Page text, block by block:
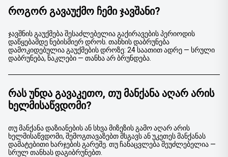
ᲠᲝᲒᲝᲠ ᲒᲐᲕᲐᲣᲥᲛᲝ ᲩᲔᲛᲘ ᲯᲐᲕᲨᲐᲜᲘ?
ჯავშნის გაუქმება შესაძლებელია გაქირავების პერიოდის
დაწყებამდე ნებისმიერ დროს. თანხის დაბრუნება
დამოკიდებულია გაუქმების დროზე: 24 საათით ადრე — სრული
დაბრუნება, ნაკლები — თანხა არ ბრუნდება.
ᲠᲐᲡ ᲣᲜᲓᲐ ᲒᲐᲕᲐᲙᲔᲗᲝ, ᲗᲣ ᲛᲐᲜᲥᲐᲜᲐ ᲐᲦᲐᲠ ᲐᲠᲘᲡ
ᲮᲔᲚᲛᲘᲡᲐᲬᲕᲓᲝᲛᲘ?
თუ მანქანა დაზიანების ან სხვა მიზეზის გამო აღარ არის
ხელმისაწვდომი, შემოგთავაზებთ მსგავს ან უკეთეს მანქანას
დამატებითი ხარჯების გარეშე. თუ ჩანაცვლება შეუძლებელია —
სრულ თანხას დაგიბრუნებთ.